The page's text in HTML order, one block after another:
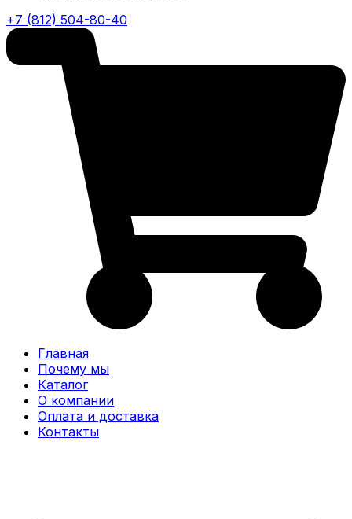
+7 (812) 504-80-40
Главная
Почему мы
Каталог
О компании
Оплата и доставка
Контакты